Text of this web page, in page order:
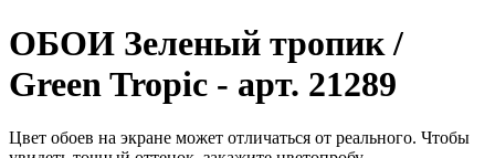
ОБОИ Зеленый тропик /
Green Tropic - арт. 21289
Цвет обоев на экране может отличаться от реального. Чтобы